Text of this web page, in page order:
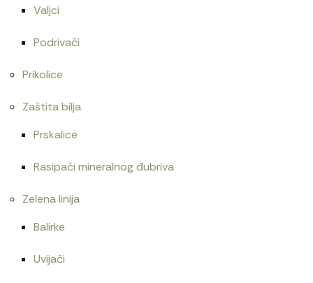
Valjci
Podrivači
Prikolice
Zaštita bilja
Prskalice
Rasipači mineralnog đubriva
Zelena linija
Balirke
Uvijači
Cev blokade